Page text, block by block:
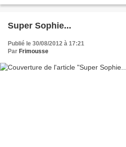
Super Sophie...
Publié le 30/08/2012 à 17:21
Par Frimousse